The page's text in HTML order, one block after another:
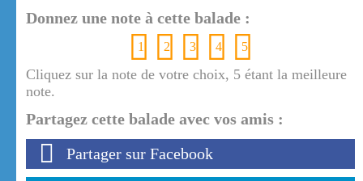
Donnez une note à cette balade :
1 2 3 4 5
Cliquez sur la note de votre choix, 5 étant la meilleure
note.
Partagez cette balade avec vos amis :
Partager sur Facebook